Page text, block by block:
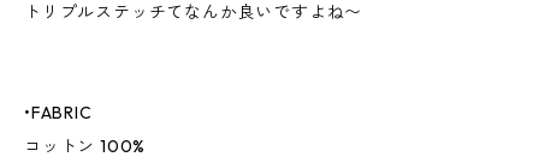
トリプルステッチてなんか良いですよね〜
•FABRIC
コットン 100%